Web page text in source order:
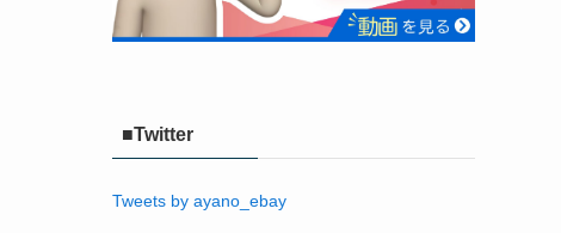
■Twitter
Tweets by ayano_ebay